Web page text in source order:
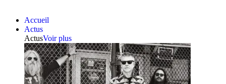
Accueil
Actus
ActusVoir plus